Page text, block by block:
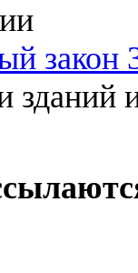
закон
зданий